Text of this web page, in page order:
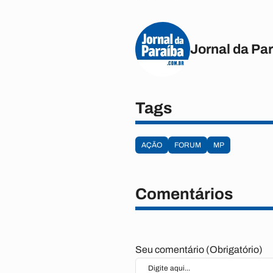
Jornal da
Tags
AÇÃO FORUM MP
Comentários
Seu comentário (Obrigatório)